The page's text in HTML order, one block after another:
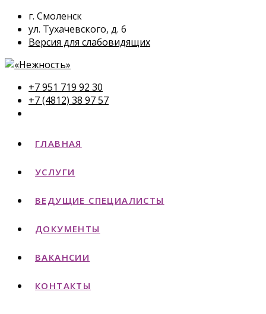
г. Смоленск
ул. Тухачевского, д. 6
Версия для слабовидящих
+7 951 719 92 30
+7 (4812) 38 97 57
ГЛАВНАЯ
УСЛУГИ
ВЕДУЩИЕ СПЕЦИАЛИСТЫ
ДОКУМЕНТЫ
ВАКАНСИИ
КОНТАКТЫ